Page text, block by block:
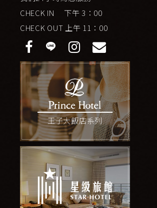
CHECK IN 下午 3：00
CHECK OUT 上午 11：00